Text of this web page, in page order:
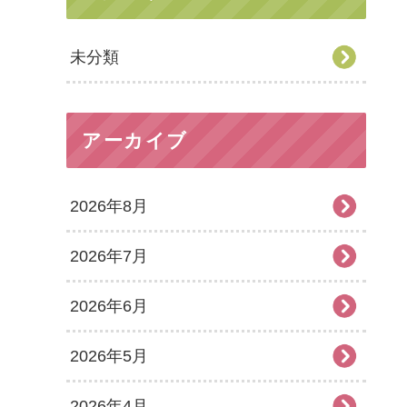
未分類
アーカイブ
2026年8月
2026年7月
2026年6月
2026年5月